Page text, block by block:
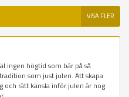
VISA FLER
ingen högtid som bär på så
som just julen. Att skapa
och rätt känsla inför julen är nog